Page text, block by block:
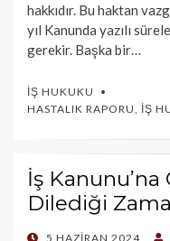
hakkıdır. Bu haktan
yıl Kanunda yazılı
gerekir. Başka bir…
İŞ HUKUKU
HASTALIK RAPORU, İŞ
İş Kanunu’na
Dilediği
POSTED
5 HAZIRAN 2024